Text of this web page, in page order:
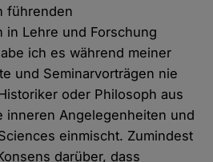
führenden
in Lehre und Forschung
ich es während meiner
und Seminarvorträgen nie
oder Philosoph aus
inneren Angelegenheiten und
einmischt. Zumindest
darüber, dass